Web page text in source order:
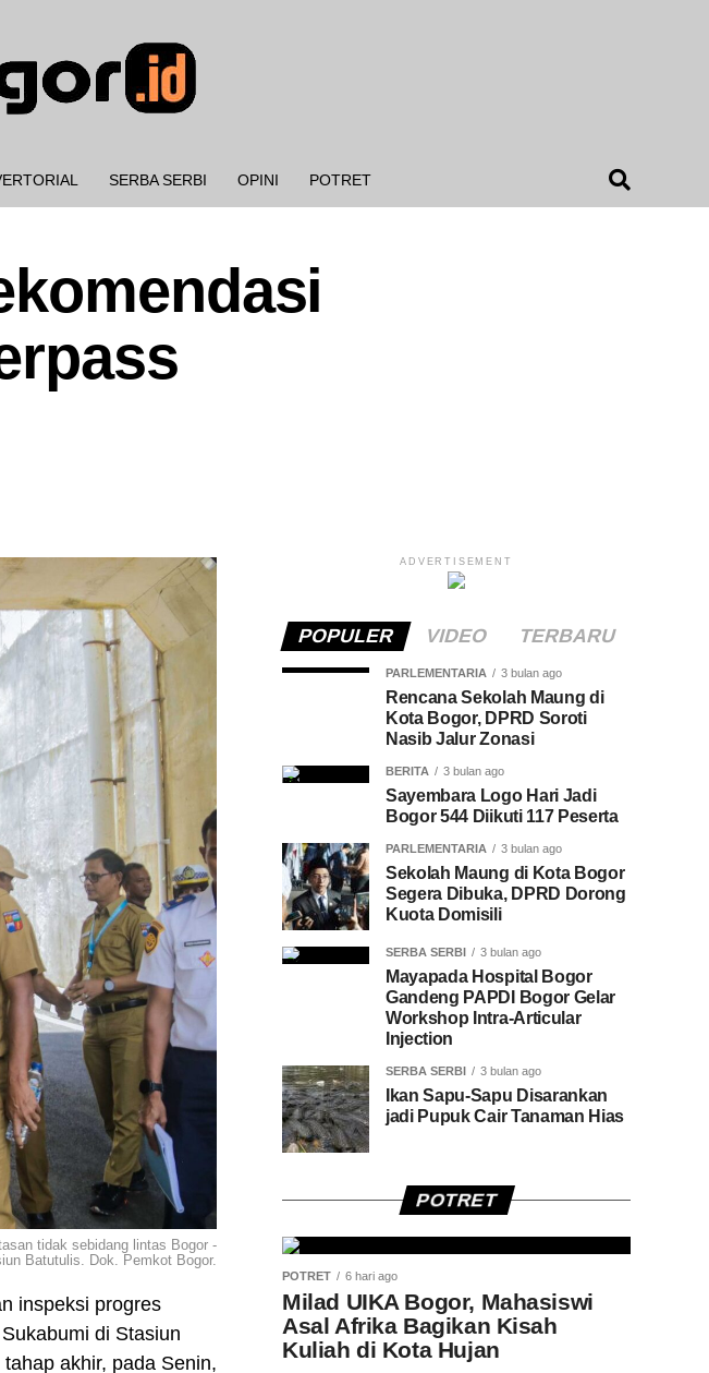
SERBA SERBI OPINI POTRET
tidak sebidang lintas Bogor -
Batutulis. Dok. Pemkot Bogor.
inspeksi progres
di Stasiun
akhir, pada Senin,
ADVERTISEMENT
POPULER VIDEO TERBARU
PARLEMENTARIA 3 bulan ago
Rencana Sekolah Maung di
Kota Bogor, DPRD Soroti
Nasib Jalur Zonasi
BERITA 3 bulan ago
Sayembara Logo Hari Jadi
Bogor 544 Diikuti 117 Peserta
PARLEMENTARIA 3 bulan ago
Sekolah Maung di Kota Bogor
Segera Dibuka, DPRD Dorong
Kuota Domisili
SERBA SERBI 3 bulan ago
Mayapada Hospital Bogor
Gandeng PAPDI Bogor Gelar
Workshop Intra-Articular
Injection
SERBA SERBI 3 bulan ago
Ikan Sapu-Sapu Disarankan
jadi Pupuk Cair Tanaman Hias
POTRET
POTRET 6 hari ago
Milad UIKA Bogor, Mahasiswi
Asal Afrika Bagikan Kisah
Kuliah di Kota Hujan